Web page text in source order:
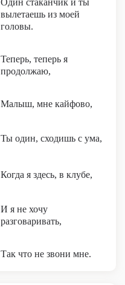
Один стаканчик и ты
вылетаешь из моей
головы.
Теперь, теперь я
продолжаю,
Малыш, мне кайфово,
Ты один, сходишь с ума,
Когда я здесь, в клубе,
И я не хочу
разговаривать,
Так что не звони мне.